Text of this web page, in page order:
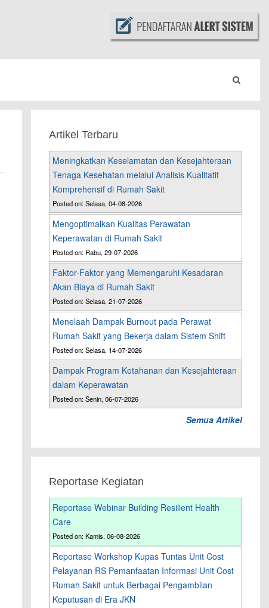
Artikel Terbaru
Meningkatkan Keselamatan dan Kesejahteraan
Tenaga Kesehatan melalui Analisis Kualitatif
Komprehensif di Rumah Sakit
Posted on: Selasa, 04-08-2026
Mengoptimalkan Kualitas Perawatan
Keperawatan di Rumah Sakit
Posted on: Rabu, 29-07-2026
Faktor-Faktor yang Memengaruhi Kesadaran
Akan Biaya di Rumah Sakit
Posted on: Selasa, 21-07-2026
Menelaah Dampak Burnout pada Perawat
Rumah Sakit yang Bekerja dalam Sistem Shift
Posted on: Selasa, 14-07-2026
Dampak Program Ketahanan dan Kesejahteraan
dalam Keperawatan
Posted on: Senin, 06-07-2026
Semua Artikel
Reportase Kegiatan
Reportase Webinar Building Resilient Health
Care
Posted on: Kamis, 06-08-2026
Reportase Workshop Kupas Tuntas Unit Cost
Pelayanan RS Pemanfaatan Informasi Unit Cost
Rumah Sakit untuk Berbagai Pengambilan
Keputusan di Era JKN